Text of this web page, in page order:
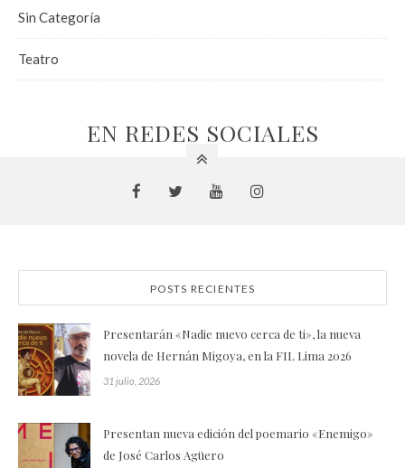
Sin Categoría
Teatro
EN REDES SOCIALES
POSTS RECIENTES
Presentarán «Nadie nuevo cerca de ti», la nueva
novela de Hernán Migoya, en la FIL Lima 2026
31 julio, 2026
Presentan nueva edición del poemario «Enemigo»
de José Carlos Agüero